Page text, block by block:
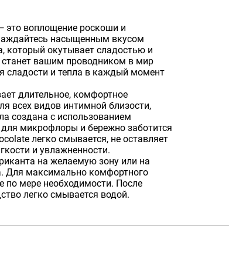
это воплощение роскоши и
насыщенным вкусом
который окутывает сладостью и
вашим проводником в мир
сладости и тепла в каждый момент
длительное, комфортное
всех видов интимной близости,
создана с использованием
для микрофлоры и бережно заботится
легко смывается, не оставляет
и увлажненности.
на желаемую зону или на
Для максимально комфортного
по мере необходимости. После
легко смывается водой.